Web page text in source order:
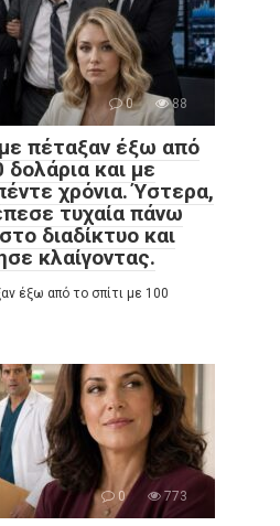
0 88
με πέταξαν έξω από
δολάρια και με
χρόνια. Ύστερα,
τυχαία πάνω
διαδίκτυο και
κλαίγοντας.
έξω από το σπίτι με 100
0 773